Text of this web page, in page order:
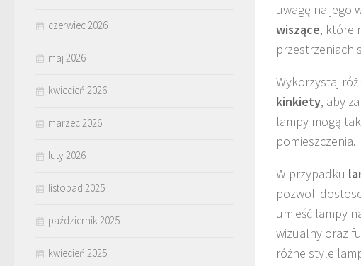
uwagę na jego
wiszące, które
przestrzeniach
Wykorzystaj
kinkiety, aby
lampy mogą
pomieszczenia.
W przypadku
pozwoli
umieść lampy
wizualny oraz
różne style
czerwiec 2026
maj 2026
kwiecień 2026
marzec 2026
luty 2026
listopad 2025
październik 2025
kwiecień 2025